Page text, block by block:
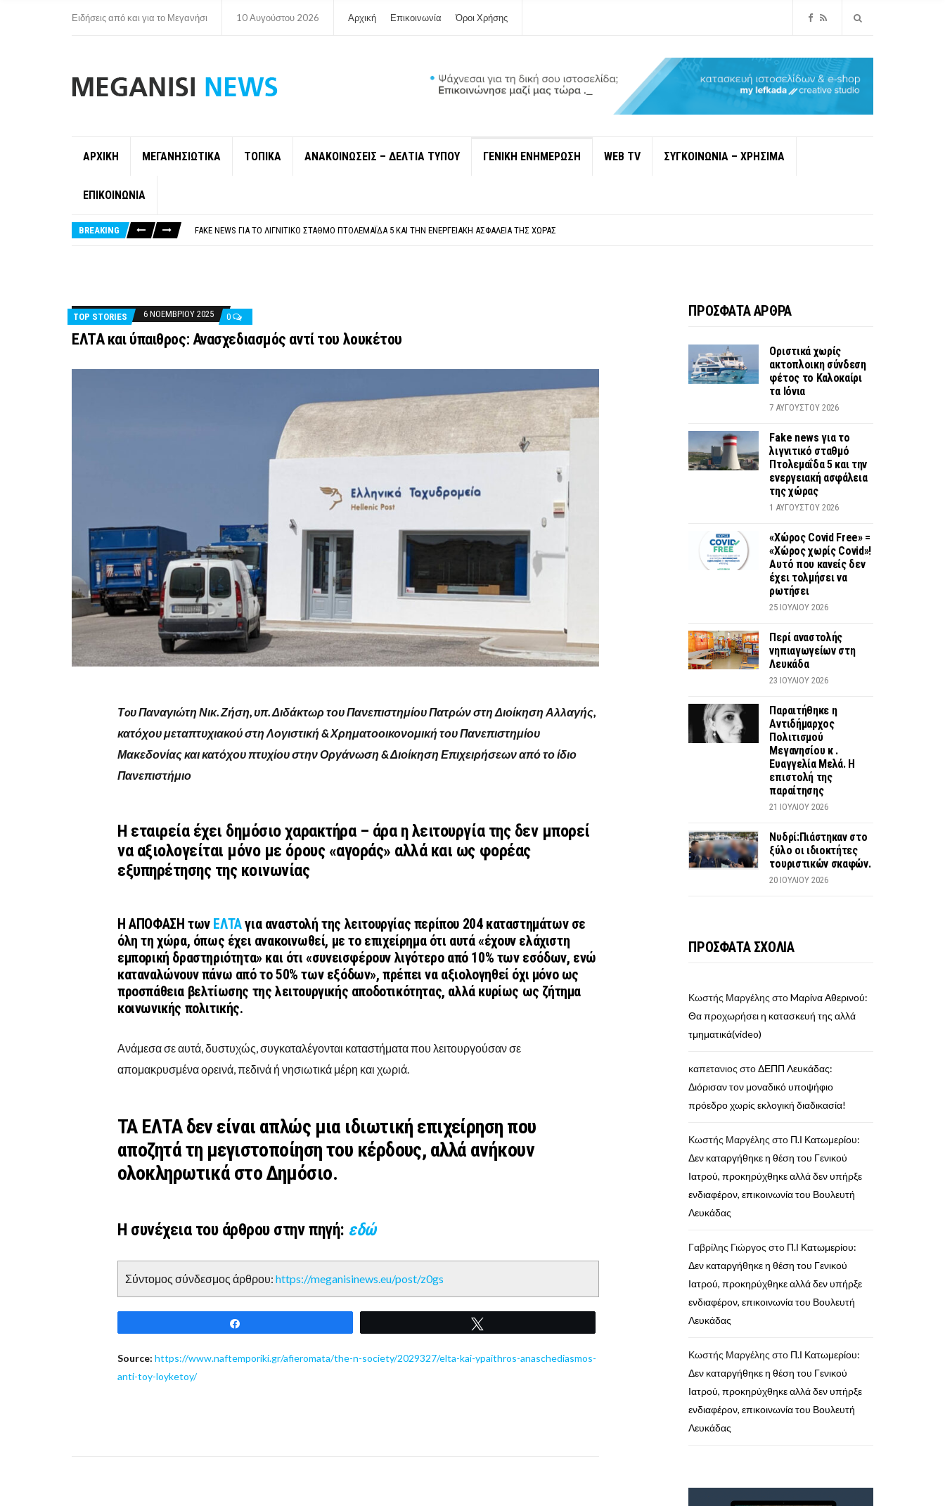
Ειδήσεις από και για το Μεγανήσι 10 Αυγούστου 2026 Αρχική Επικοινωνία Όροι Χρήσης
ΑΡΧΙΚΗ ΜΕΓΑΝΗΣΙΩΤΙΚΑ ΤΟΠΙΚΑ ΑΝΑΚΟΙΝΩΣΕΙΣ – ΔΕΛΤΙΑ ΤΥΠΟΥ ΓΕΝΙΚΗ ΕΝΗΜΕΡΩΣΗ WEB TV ΣΥΓΚΟΙΝΩΝΙΑ – ΧΡΗΣΙΜΑ
ΕΠΙΚΟΙΝΩΝΙΑ
BREAKING
FAKE NEWS ΓΙΑ ΤΟ ΛΙΓΝΙΤΙΚΌ ΣΤΑΘΜΌ ΠΤΟΛΕΜΑΪ́ΔΑ 5 ΚΑΙ ΤΗΝ ΕΝΕΡΓΕΙΑΚΉ ΑΣΦΆΛΕΙΑ ΤΗΣ ΧΏΡΑΣ
TOP STORIES 6 ΝΟΕΜΒΡΊΟΥ 2025 0
ΕΛΤΑ και ύπαιθρος: Ανασχεδιασμός αντί του λουκέτου
Τoυ Παναγιώτη Νικ. Ζήση, υπ. Διδάκτωρ του Πανεπιστημίου Πατρών στη Διοίκηση Αλλαγής,
κατόχου μεταπτυχιακού στη Λογιστική & Χρηματοοικονομική του Πανεπιστημίου
Μακεδονίας και κατόχου πτυχίου στην Οργάνωση & Διοίκηση Επιχειρήσεων από το ίδιο
Πανεπιστήμιο
Η εταιρεία έχει δημόσιο χαρακτήρα – άρα η λειτουργία της δεν μπορεί
να αξιολογείται μόνο με όρους «αγοράς» αλλά και ως φορέας
εξυπηρέτησης της κοινωνίας
Η ΑΠΟΦΑΣΗ των ΕΛΤΑγια αναστολή της λειτουργίας περίπου 204 καταστημάτων σε
όλη τη χώρα, όπως έχει ανακοινωθεί, με το επιχείρημα ότι αυτά «έχουν ελάχιστη
εμπορική δραστηριότητα» και ότι «συνεισφέρουν λιγότερο από 10% των εσόδων, ενώ
καταναλώνουν πάνω από το 50% των εξόδων», πρέπει να αξιολογηθεί όχι μόνο ως
προσπάθεια βελτίωσης της λειτουργικής αποδοτικότητας, αλλά κυρίως ως ζήτημα
κοινωνικής πολιτικής.
Ανάμεσα σε αυτά, δυστυχώς, συγκαταλέγονται καταστήματα που λειτουργούσαν σε
απομακρυσμένα ορεινά, πεδινά ή νησιωτικά μέρη και χωριά.
ΤΑ ΕΛΤΑδεν είναι απλώς μια ιδιωτική επιχείρηση που
αποζητά τη μεγιστοποίηση του κέρδους, αλλά ανήκουν
ολοκληρωτικά στο Δημόσιο.
Η συνέχεια του άρθρου στην πηγή: εδώ
Σύντομος σύνδεσμος άρθρου: https://meganisinews.eu/post/z0gs
Source: https://www.naftemporiki.gr/afieromata/the-n-society/2029327/elta-kai-ypaithros-anaschediasmos-
anti-toy-loyketoy/
ΠΡΟΣΦΑΤΑ ΑΡΘΡΑ
Οριστικά χωρίς
ακτοπλοικη σύνδεση
φέτος το Καλοκαίρι
τα Ιόνια
7 ΑΥΓΟΎΣΤΟΥ 2026
Fake news για το
λιγνιτικό σταθμό
Πτολεμαΐδα 5 και την
ενεργειακή ασφάλεια
της χώρας
1 ΑΥΓΟΎΣΤΟΥ 2026
«Χώρος Covid Free» =
«Χώρος χωρίς Covid»!
Αυτό που κανείς δεν
έχει τολμήσει να
ρωτήσει
25 ΙΟΥΛΊΟΥ 2026
Περί αναστολής
νηπιαγωγείων στη
Λευκάδα
23 ΙΟΥΛΊΟΥ 2026
Παραιτήθηκε η
Αντιδήμαρχος
Πολιτισμού
Μεγανησίου κ .
Ευαγγελία Μελά. Η
επιστολή της
παραίτησης
21 ΙΟΥΛΊΟΥ 2026
Νυδρί:Πιάστηκαν στο
ξύλο οι ιδιοκτήτες
τουριστικών σκαφών.
20 ΙΟΥΛΊΟΥ 2026
ΠΡΟΣΦΑΤΑ ΣΧΟΛΙΑ
Κωστής Μαργέλης στοMαρίνα Αθερινού:
Θα προχωρήσει η κατασκευή της αλλά
τμηματικά(video)
καπετανιος στοΔΕΠΠ Λευκάδας:
Διόρισαν τον μοναδικό υποψήφιο
πρόεδρο χωρίς εκλογική διαδικασία!
Κωστής Μαργέλης στο Π.Ι Κατωμερίου:
Δεν καταργήθηκε η θέση του Γενικού
Ιατρού, προκηρύχθηκε αλλά δεν υπήρξε
ενδιαφέρον, επικοινωνία του Βουλευτή
Λευκάδας
Γαβρίλης Γιώργος στο Π.Ι Κατωμερίου:
Δεν καταργήθηκε η θέση του Γενικού
Ιατρού, προκηρύχθηκε αλλά δεν υπήρξε
ενδιαφέρον, επικοινωνία του Βουλευτή
Λευκάδας
Κωστής Μαργέλης στο Π.Ι Κατωμερίου:
Δεν καταργήθηκε η θέση του Γενικού
Ιατρού, προκηρύχθηκε αλλά δεν υπήρξε
ενδιαφέρον, επικοινωνία του Βουλευτή
Λευκάδας